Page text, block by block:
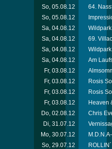
So, 05.08.12
64.
So, 05.08.12
Sa, 04.08.12
Sa, 04.08.12
69.
Sa, 04.08.12
Sa, 04.08.12
Am
Fr, 03.08.12
Fr, 03.08.12
Rosis
Fr, 03.08.12
Rosis
Fr, 03.08.12
Heaven
Do, 02.08.12
Chris
Di, 31.07.12
Mo, 30.07.12
So, 29.07.12